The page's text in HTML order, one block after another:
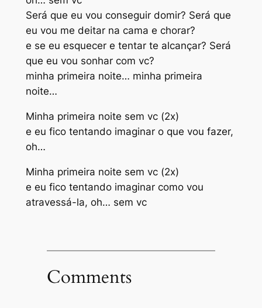
Será que eu vou conseguir domir? Será que
eu vou me deitar na cama e chorar?
e se eu esquecer e tentar te alcançar? Será
que eu vou sonhar com vc?
minha primeira noite… minha primeira
noite…
Minha primeira noite sem vc (2x)
e eu fico tentando imaginar o que vou fazer,
oh…
Minha primeira noite sem vc (2x)
e eu fico tentando imaginar como vou
atravessá-la, oh… sem vc
Comments